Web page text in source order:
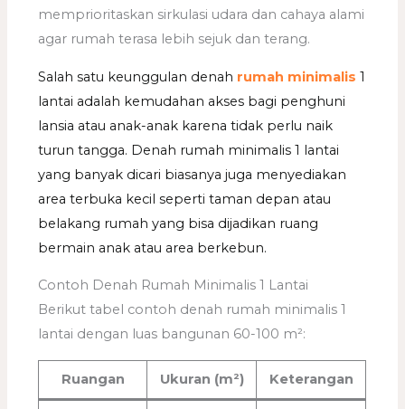
memprioritaskan sirkulasi udara dan cahaya alami
agar rumah terasa lebih sejuk dan terang.
Salah satu keunggulan denah rumah minimalis 1
lantai adalah kemudahan akses bagi penghuni
lansia atau anak-anak karena tidak perlu naik
turun tangga. Denah rumah minimalis 1 lantai
yang banyak dicari biasanya juga menyediakan
area terbuka kecil seperti taman depan atau
belakang rumah yang bisa dijadikan ruang
bermain anak atau area berkebun.
Contoh Denah Rumah Minimalis 1 Lantai
Berikut tabel contoh denah rumah minimalis 1
lantai dengan luas bangunan 60-100 m²:
Ruangan Ukuran (m²) Keterangan